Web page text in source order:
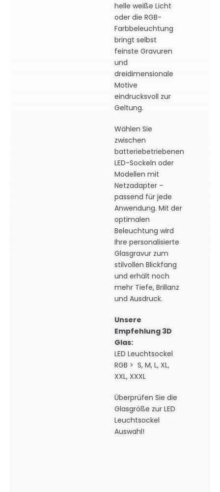
helle weiße Licht
oder die RGB-
Farbbeleuchtung
bringt selbst
feinste Gravuren
und
dreidimensionale
Motive
eindrucksvoll zur
Geltung.
Wählen Sie
zwischen
batteriebetriebenen
LED-Sockeln oder
Modellen mit
Netzadapter –
passend für jede
Anwendung. Mit der
optimalen
Beleuchtung wird
Ihre personalisierte
Glasgravur zum
stilvollen Blickfang
und erhält noch
mehr Tiefe, Brillanz
und Ausdruck.
Unsere
Empfehlung 3D
Glas:
LED Leuchtsockel
RGB > S, M, L, XL,
XXL, XXXL
Überprüfen Sie die
Glasgröße zur LED
Leuchtsockel
Auswahl!